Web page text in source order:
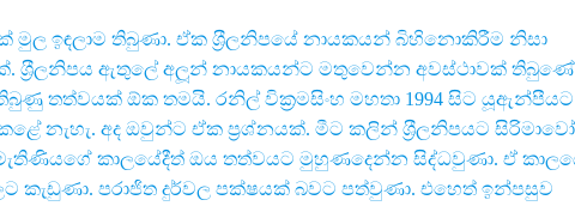
මුල ඉඳලාම තිබුණා. ඒක ශ‍්‍රීලනිපයේ නායකයන් බිහිනොකිරීම නිසා
ශ‍්‍රීලනිපය ඇතුලේ අලූන් නායකයන්ට මතුවෙන්න අවස්ථාවක් තිබුණේ
තිබුණු තත්වයක් ඕක තමයි. රනිල් වික‍්‍රමසිංහ මහතා 1994 සිට යූඇන්පීයට
නැහැ. අද ඔවුන්ට ඒක ප‍්‍රශ්නයක්. මීට කලින් ශ‍්‍රීලනිපයට සිරිමාවෝ
කාලයේදීත් ඔය තත්වයට මුහුණදෙන්න සිද්ධවුණා. ඒ
කැඩුණා. පරාජිත දුර්වල පක්ෂයක් බවට පත්වුණා. එහෙත් ඉන්පසුව